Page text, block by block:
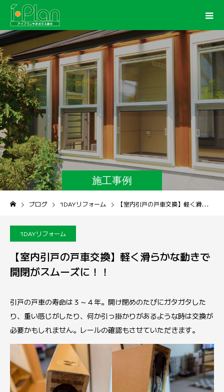
施工事例
ブログ 1DAYリフォーム 【室内引戸の戸車交換】軽く滑らかな動きで開閉がスムーズに！！
1DAYリフォーム
【室内引戸の戸車交換】軽く滑らかな動きで
開閉がスムーズに！！
引戸の戸車の寿命は３～４年。開け閉めのたびにガタガタした
り、重い感じがしたり、何か引っ掛かりがあるような時は交換が
必要かもしれません。レールの確認もさせていただきます。